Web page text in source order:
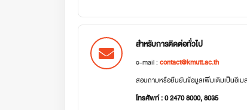
สำหรับการติดต่อทั่วไป
e-mail :contact@kmutt.ac.th
สอบถามหรือยืนยันข้อมูลเพิ่มเติมเป็นอีเม
โทรศัพท์ : 0 2470 8000, 8035